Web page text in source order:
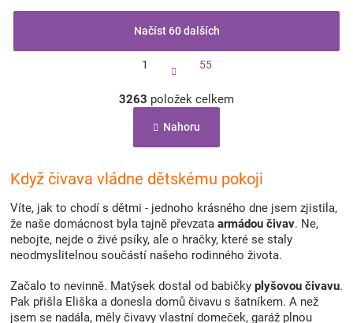
v
á
d
c
í
p
r
v
k
y
v
ý
p
Načíst 60 dalších
t
á
n
k
v
n
1 55
3263 položek celkem
Nahoru
Když čivava vládne dětskému pokoji
Víte, jak to chodí s dětmi - jednoho krásného dne jsem zjistila,
že naše domácnost byla tajně převzata armádou čivav. Ne,
nebojte, nejde o živé psíky, ale o hračky, které se staly
neodmyslitelnou součástí našeho rodinného života.
Začalo to nevinně. Matýsek dostal od babičky plyšovou čivavu.
Pak přišla Eliška a donesla domů čivavu s šatníkem. A než
jsem se nadála, měly čivavy vlastní domeček, garáž plnou